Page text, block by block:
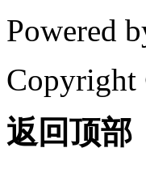
Powered
Copyright
返回顶部